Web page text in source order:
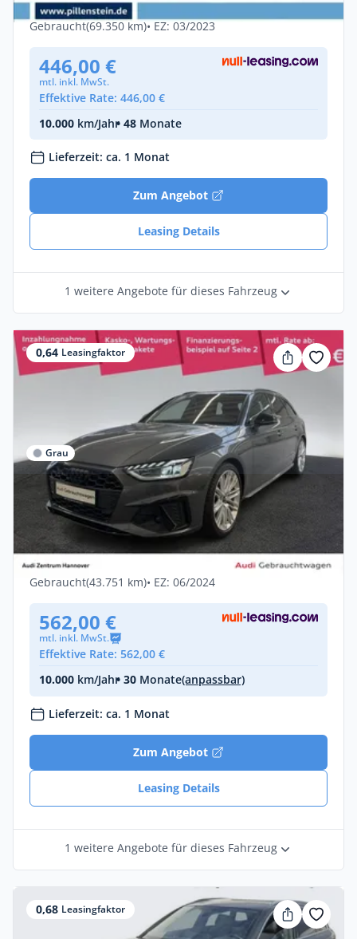
Diesel •Automatik •
341 PS (251 kW)
Gebraucht(69.350 km)• EZ: 03/2023
446,00 €
mtl. inkl. MwSt.
Effektive Rate: 446,00 €
10.000 km/Jahr• 48 Monate
Lieferzeit: ca. 1 Monat
Zum Angebot
Leasing Details
1 weitere Angebote für dieses Fahrzeug
0,64 Leasingfaktor
Grau
Privat & Gewerbe
Audi S4 Avant 3.0 TDI quattro virtual
Pano AHK
Diesel •Automatik •
Gebraucht(43.751 km)• EZ: 06/2024
562,00 €
mtl. inkl. MwSt.
Effektive Rate: 562,00 €
10.000 km/Jahr• 30 Monate(anpassbar)
Lieferzeit: ca. 1 Monat
Zum Angebot
Leasing Details
1 weitere Angebote für dieses Fahrzeug
0,68 Leasingfaktor